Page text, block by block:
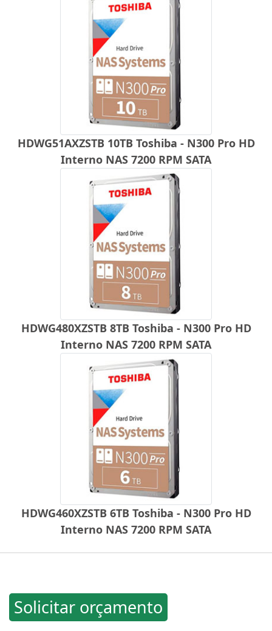
HDWG51AXZSTB 10TB Toshiba - N300 Pro HD
Interno NAS 7200 RPM SATA
HDWG480XZSTB 8TB Toshiba - N300 Pro HD
Interno NAS 7200 RPM SATA
HDWG460XZSTB 6TB Toshiba - N300 Pro HD
Interno NAS 7200 RPM SATA
Solicitar orçamento